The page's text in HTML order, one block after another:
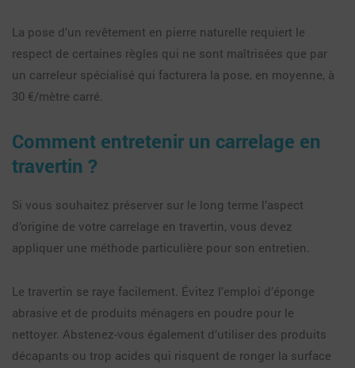
La pose d’un revêtement en pierre naturelle requiert le
respect de certaines règles qui ne sont maîtrisées que par
un carreleur spécialisé qui facturera la pose, en moyenne, à
30 €/mètre carré.
Comment entretenir un carrelage en
travertin ?
Si vous souhaitez préserver sur le long terme l’aspect
d’origine de votre carrelage en travertin, vous devez
appliquer une méthode particulière pour son entretien.
Le travertin se raye facilement. Évitez l’emploi d’éponge
abrasive et de produits ménagers en poudre pour le
nettoyer. Abstenez-vous également d’utiliser des produits
décapants ou trop acides qui risquent de ronger la surface